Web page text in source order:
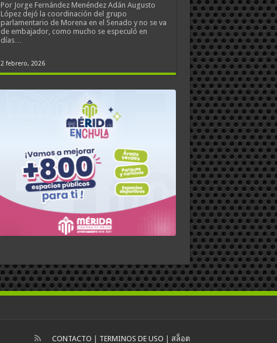
Por Jorge Fernández Menéndez Adán Augusto
López dejó la coordinación del grupo
parlamentario de Morena en el Senado y no se va
de embajador, como mucho se especuló en
días…
2 febrero, 2026
CONTACTO TERMINOS DE USO สล็อต